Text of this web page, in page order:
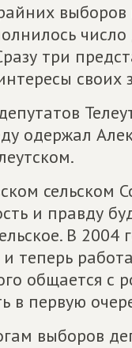
выборов
три
своих
одержал
сельском
и правду
В
теперь
общается с
в первую
выборов